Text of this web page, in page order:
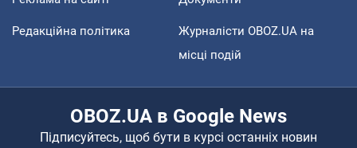
Редакційна політика
Журналісти OBOZ.UA на
місці подій
OBOZ.UA в Google News
Підписуйтесь, щоб бути в курсі останніх новин